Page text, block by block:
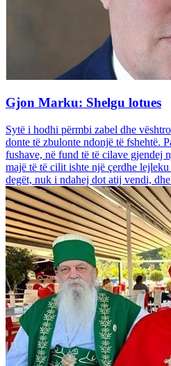
Gjon Marku: Shelgu lotues
Sytë i hodhi përmbi zabel dhe
donte të zbulonte ndonjë të fshehtë.
fushave, në fund të të cilave gjendej
majë të të cilit ishte një çerdhe
degët, nuk i ndahej dot atij vendi,